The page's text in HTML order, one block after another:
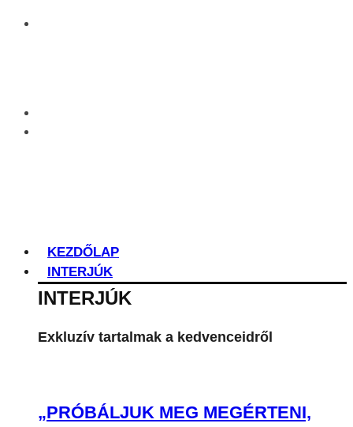
KEZDŐLAP
INTERJÚK
INTERJÚK
Exkluzív tartalmak a kedvenceidről
„PRÓBÁLJUK MEG MEGÉRTENI,